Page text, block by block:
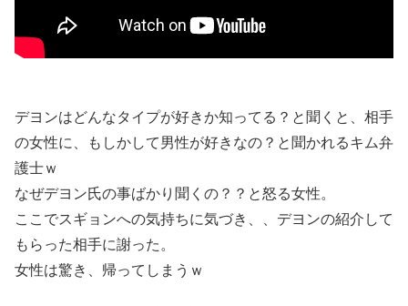
デヨンはどんなタイプが好きか知ってる？と聞くと、相手
の女性に、もしかして男性が好きなの？と聞かれるキム弁
護士ｗ
なぜデヨン氏の事ばかり聞くの？？と怒る女性。
ここでスギョンへの気持ちに気づき、、デヨンの紹介して
もらった相手に謝った。
女性は驚き、帰ってしまうｗ